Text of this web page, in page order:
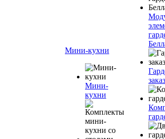
Мини-кухни
Мини-
кухни
заказ